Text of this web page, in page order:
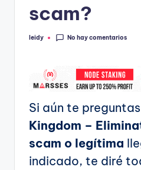
scam?
Publicado
leidy No hay comentarios
Si aún te
Kingdom –
scam o legítima
indicado, te diré